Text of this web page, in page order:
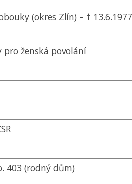
(okres Zlín) – † 13.6.1977
ženská povolání
403 (rodný dům)